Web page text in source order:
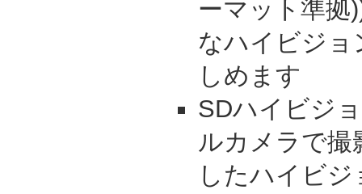
ーマット準拠
なハイビジョ
しめます
SDハイビジ
ルカメラで撮
したハイビ